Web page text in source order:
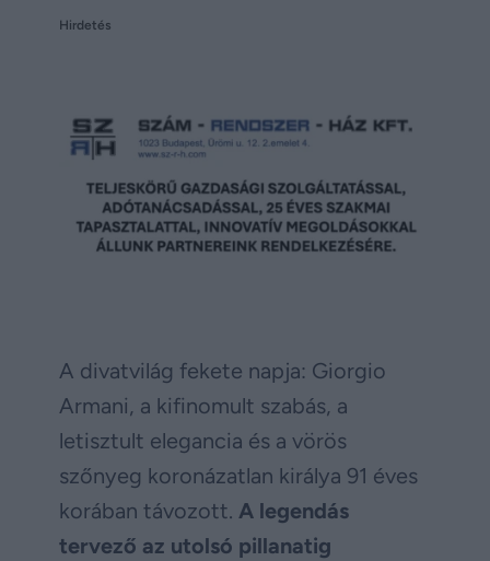
Hirdetés
A divatvilág fekete napja: Giorgio
Armani, a kifinomult szabás, a
letisztult elegancia és a vörös
szőnyeg koronázatlan királya 91 éves
korában távozott. A legendás
tervező az utolsó pillanatig